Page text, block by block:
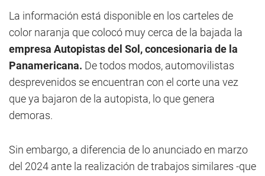
La información está disponible en los carteles de
color naranja que colocó muy cerca de la bajada la
empresa Autopistas del Sol, concesionaria de la
Panamericana. De todos modos, automovilistas
desprevenidos se encuentran con el corte una vez
que ya bajaron de la autopista, lo que genera
demoras.
Sin embargo, a diferencia de lo anunciado en marzo
del 2024 ante la realización de trabajos similares -que